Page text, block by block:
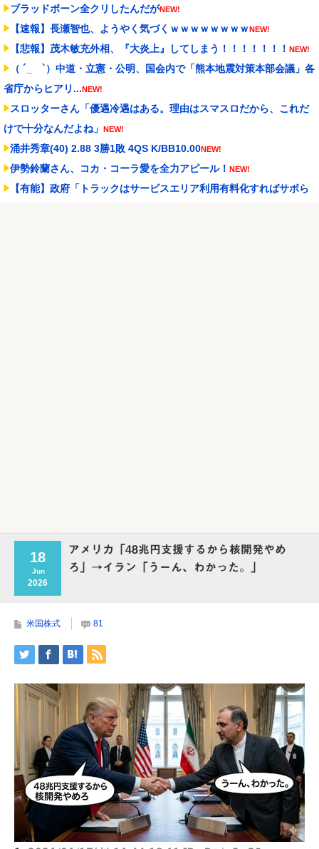
ブラッドボーン全クリしたんだがNEW!
【速報】長瀬智也、ようやく気づくｗｗｗｗｗｗｗｗNEW!
【悲報】茂木敏充外相、『大炎上』してしまう！！！！！！！ NEW!
（ ´_ゝ`）中道・立憲・公明、国会内で「熊本地震対策本部会議」各
省庁からヒアリ...NEW!
スロッターさん「優遇冷遇はある。理由はスマスロだから、これだ
けで十分なんだよね」 NEW!
涌井秀章(40) 2.88 3勝1敗 4QS K/BB10.00NEW!
伊勢鈴蘭さん、コカ・コーラ愛を全力アピール！ NEW!
【有能】政府「トラックはサービスエリア利用有料化すればサボら
18
Jun
2026
アメリカ「48兆円支援するから核開発やめ
ろ」→イラン「うーん、わかった。」
米国株式 81